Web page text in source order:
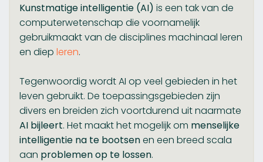
Kunstmatige intelligentie (AI) is een tak van de
computerwetenschap die voornamelijk
gebruikmaakt van de disciplines machinaal leren
en diep leren.
Tegenwoordig wordt AI op veel gebieden in het
leven gebruikt. De toepassingsgebieden zijn
divers en breiden zich voortdurend uit naarmate
AI bijleert. Het maakt het mogelijk om menselijke
intelligentie na te bootsenen een breed scala
aan problemen op te lossen.